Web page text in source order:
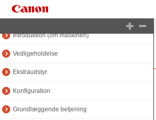
Introduktion (om maskinen)
Vedligeholdelse
Ekstraudstyr
Konfiguration
Grundlæggende betjening